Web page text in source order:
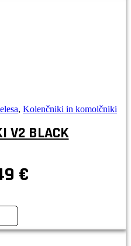
, Kolenčniki in komolčniki
V2 BLACK
€